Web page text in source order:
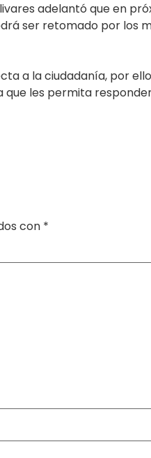
adelantó que en
ser retomado por los
a la ciudadanía, por
les permita
con *